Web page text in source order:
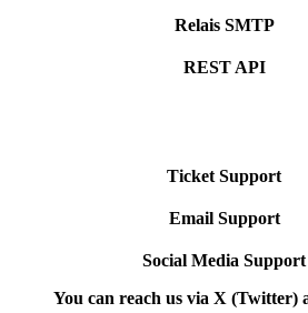
Relais SMTP
REST API
Ticket Support
Email Support
Social Media Support
You can reach us via X (Twitter)